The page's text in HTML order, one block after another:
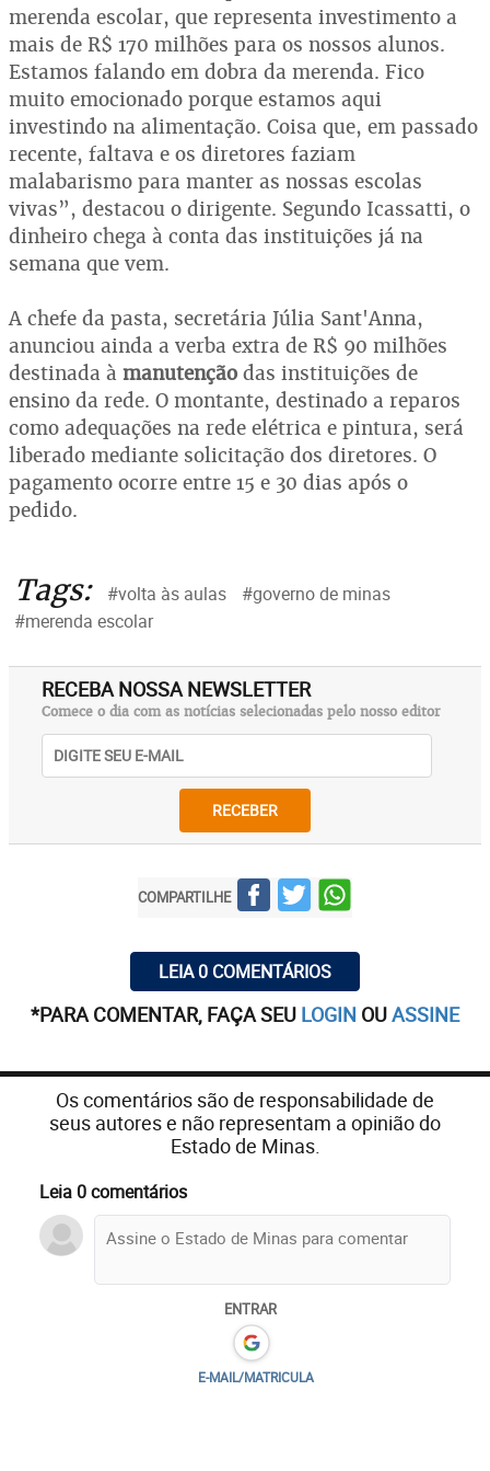
merenda escolar, que representa investimento a
mais de R$ 170 milhões para os nossos alunos.
Estamos falando em dobra da merenda. Fico
muito emocionado porque estamos aqui
investindo na alimentação. Coisa que, em passado
recente, faltava e os diretores faziam
malabarismo para manter as nossas escolas
vivas”, destacou o dirigente. Segundo Icassatti, o
dinheiro chega à conta das instituições já na
semana que vem.
A chefe da pasta, secretária Júlia Sant'Anna,
anunciou ainda a verba extra de R$ 90 milhões
destinada à manutenção das instituições de
ensino da rede. O montante, destinado a reparos
como adequações na rede elétrica e pintura, será
liberado mediante solicitação dos diretores. O
pagamento ocorre entre 15 e 30 dias após o
pedido.
Tags: #volta às aulas
#governo de minas
#merenda escolar
RECEBA NOSSA NEWSLETTER
Comece o dia com as notícias selecionadas pelo nosso editor
RECEBER
COMPARTILHE
LEIA 0 COMENTÁRIOS
*PARA COMENTAR, FAÇA SEU LOGIN OUASSINE
Os comentários são de responsabilidade de
seus autores e não representam a opinião do
Estado de Minas.
Leia 0 comentários
ENTRAR
E-MAIL/MATRICULA